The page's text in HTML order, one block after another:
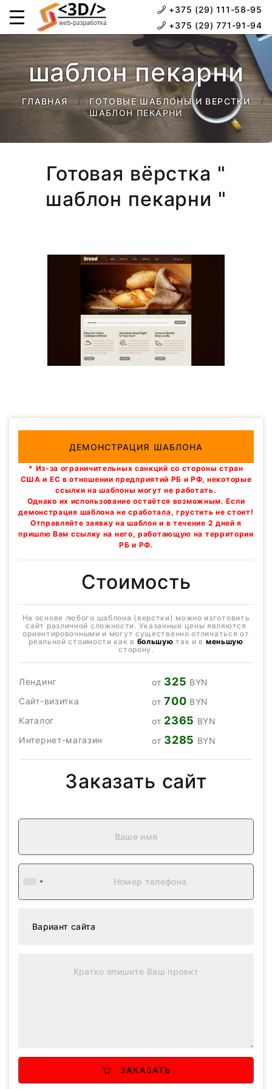
+375 (29) 111-58-95
+375 (29) 771-91-94
шаблон пекарни
ГЛАВНАЯ
ГОТОВЫЕ ШАБЛОНЫ И ВЕРСТКИ
ШАБЛОН ПЕКАРНИ
Готовая вёрстка "
шаблон пекарни "
ДЕМОНСТРАЦИЯ ШАБЛОНА
* Из-за ограничительных санкций со стороны стран
США и ЕС в отношении предприятий РБ и РФ, некоторые
ссылки на шаблоны могут не работать.
Однако их использование остаётся возможным. Если
демонстрация шаблона не сработала, грустить не стоит!
Отправляйте заявку на шаблон и в течение 2 дней я
пришлю Вам ссылку на него, работающую на территории
РБ и РФ.
Стоимость
На основе любого шаблона (верстки) можно изготовить
сайт различной сложности. Указанные цены являются
ориентировочными и могут существенно отличаться от
реальной стоимости как в большую так и в меньшую
сторону.
Лендинг от 325 BYN
Сайт-визитка
от700 BYN
Каталог
от 2365 BYN
Интернет-магазин
от 3285 BYN
Заказать сайт
ЗАКАЗАТЬ